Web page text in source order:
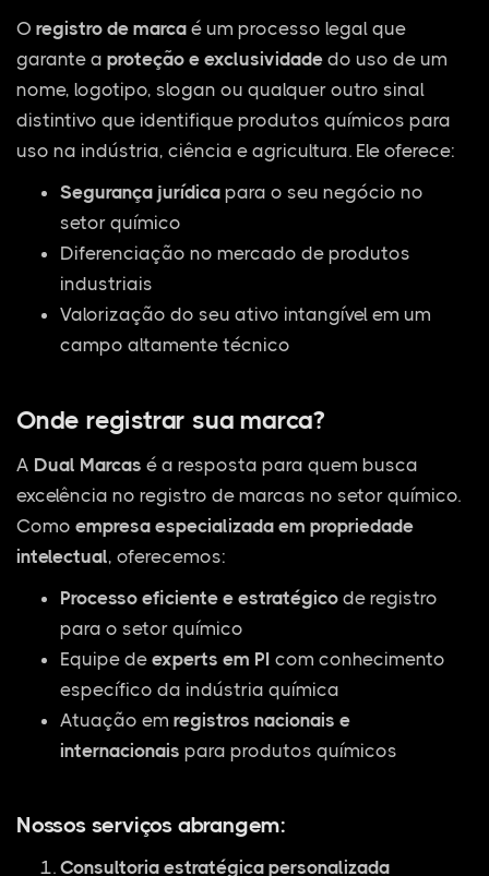
O registro de marca é um processo legal que
garante a proteção e exclusividade do uso de um
nome, logotipo, slogan ou qualquer outro sinal
distintivo que identifique produtos químicos para
uso na indústria, ciência e agricultura. Ele oferece:
Segurança jurídica para o seu negócio no
setor químico
Diferenciação no mercado de produtos
industriais
Valorização do seu ativo intangível em um
campo altamente técnico
Onde registrar sua marca?
A Dual Marcas é a resposta para quem busca
excelência no registro de marcas no setor químico.
Como empresa especializada em propriedade
intelectual, oferecemos:
Processo eficiente e estratégico de registro
para o setor químico
Equipe de experts em PI com conhecimento
específico da indústria química
Atuação em registros nacionais e
internacionais para produtos químicos
Nossos serviços abrangem:
Consultoria estratégica personalizada